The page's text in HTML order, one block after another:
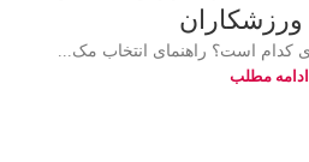
ورزشکاران
کدام است؟ راهنمای انتخاب مک...
ادامه مطلب